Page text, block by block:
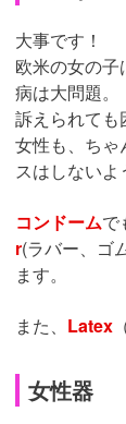
大事です！
欧米の女の
病は大問題。
訴えられても
女性も、ちゃ
スはしないよ
コンドームで
r(ラバー、ゴ
ます。
また、 Latex
女性器